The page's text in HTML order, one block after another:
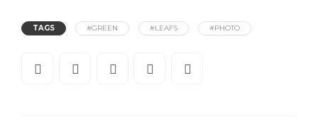
TAGS #GREEN #LEAFS #PHOTO